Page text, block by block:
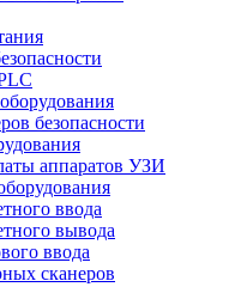
безопасности
аппаратов УЗИ
ввода
вывода
ввода
сканеров